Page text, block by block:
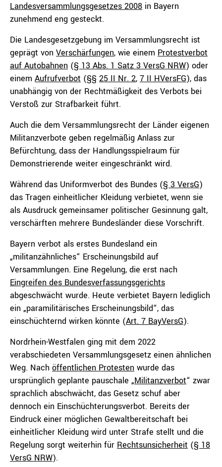
Landesversammlungsgesetzes 2008 in Bayern
zunehmend eng gesteckt.
Die Landesgesetzgebung im Versammlungsrecht ist
geprägt von Verschärfungen, wie einem Protestverbot
auf Autobahnen (§ 13 Abs. 1 Satz 3 VersG NRW) oder
einem Aufrufverbot (§§ 25 II Nr. 2, 7 II HVersFG), das
unabhängig von der Rechtmäßigkeit des Verbots bei
Verstoß zur Strafbarkeit führt.
Auch die dem Versammlungsrecht der Länder eigenen
Militanzverbote geben regelmäßig Anlass zur
Befürchtung, dass der Handlungsspielraum für
Demonstrierende weiter eingeschränkt wird.
Während das Uniformverbot des Bundes (§ 3 VersG)
das Tragen einheitlicher Kleidung verbietet, wenn sie
als Ausdruck gemeinsamer politischer Gesinnung galt,
verschärften mehrere Bundesländer diese Vorschrift.
Bayern verbot als erstes Bundesland ein
„militanzähnliches“ Erscheinungsbild auf
Versammlungen. Eine Regelung, die erst nach
Eingreifen des Bundesverfassungsgerichts
abgeschwächt wurde. Heute verbietet Bayern lediglich
ein „paramilitärisches Erscheinungsbild“, das
einschüchternd wirken könnte (Art. 7 BayVersG).
Nordrhein-Westfalen ging mit dem 2022
verabschiedeten Versammlungsgesetz einen ähnlichen
Weg. Nach öffentlichen Protesten wurde das
ursprünglich geplante pauschale „Militanzverbot“ zwar
sprachlich abschwächt, das Gesetz schuf aber
dennoch ein Einschüchterungsverbot. Bereits der
Eindruck einer möglichen Gewaltbereitschaft bei
einheitlicher Kleidung wird unter Strafe stellt und die
Regelung sorgt weiterhin für Rechtsunsicherheit (§ 18
VersG NRW).